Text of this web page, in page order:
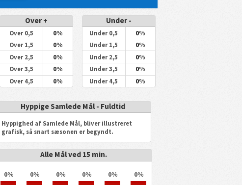
Over +
Over 0,5 0%
Over 1,5 0%
Over 2,5 0%
Over 3,5 0%
Over 4,5 0%
Under -
Under 0,5 0%
Under 1,5 0%
Under 2,5 0%
Under 3,5 0%
Under 4,5 0%
Hyppige Samlede Mål - Fuldtid
Hyppighed af Samlede Mål, bliver illustreret
grafisk, så snart sæsonen er begyndt.
Alle Mål ved 15 min.
0% 0% 0% 0% 0% 0%